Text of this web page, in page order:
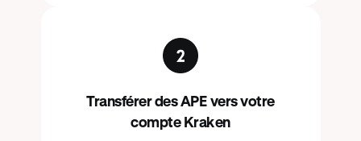
Transférer des APE vers votre
compte Kraken